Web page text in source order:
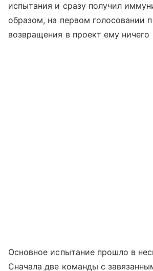
испытания и сразу получил
образом, на первом голосовании
возвращения в проект ему ничего
Основное испытание прошло в
Сначала две команды с